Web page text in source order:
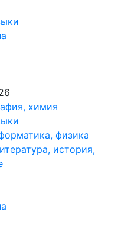
химия
физика
история,